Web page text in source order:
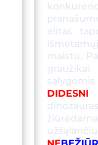
elitas
maistu.
DIDESNI
dinozauras